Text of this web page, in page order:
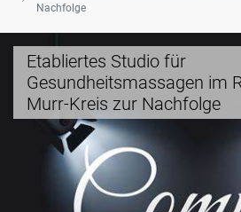
Nachfolge
Etabliertes Studio für
Gesundheitsmassagen im
Murr-Kreis zur Nachfolge